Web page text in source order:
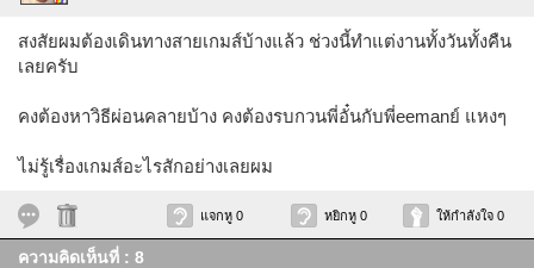
สงสัยผมต้องเดินทางสายเกมส์บ้างแล้ว ช่วงนี้ทำแต่งานทั้งวันทั้งคืน
เลยครับ
คงต้องหาวิธีผ่อนคลายบ้าง คงต้องรบกวนพี่อั๋นกับพี่eemanย์ แหงๆ
ไม่รู้เรื่องเกมส์อะไรสักอย่างเลยผม
แจกหู 0 หยิกหู 0 ให้กำลังใจ 0
ความคิดเห็นที่ : 8